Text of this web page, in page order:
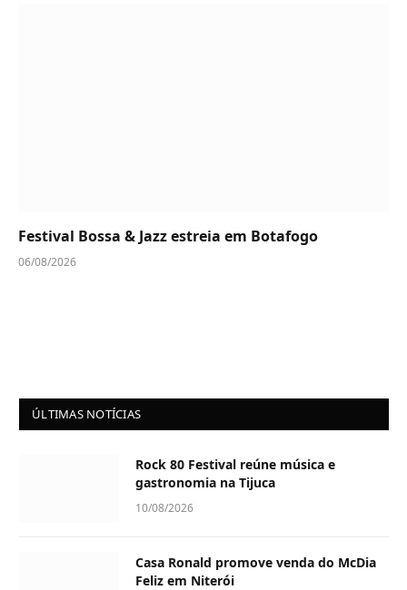
Festival Bossa & Jazz estreia em Botafogo
06/08/2026
ÚLTIMAS NOTÍCIAS
Rock 80 Festival reúne música e
gastronomia na Tijuca
10/08/2026
Casa Ronald promove venda do McDia
Feliz em Niterói